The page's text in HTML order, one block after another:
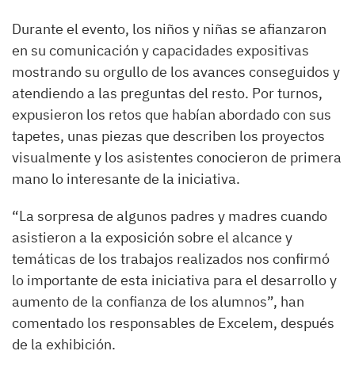
Durante el evento, los niños y niñas se afianzaron
en su comunicación y capacidades expositivas
mostrando su orgullo de los avances conseguidos y
atendiendo a las preguntas del resto. Por turnos,
expusieron los retos que habían abordado con sus
tapetes, unas piezas que describen los proyectos
visualmente y los asistentes conocieron de primera
mano lo interesante de la iniciativa.
“La sorpresa de algunos padres y madres cuando
asistieron a la exposición sobre el alcance y
temáticas de los trabajos realizados nos confirmó
lo importante de esta iniciativa para el desarrollo y
aumento de la confianza de los alumnos”, han
comentado los responsables de Excelem, después
de la exhibición.